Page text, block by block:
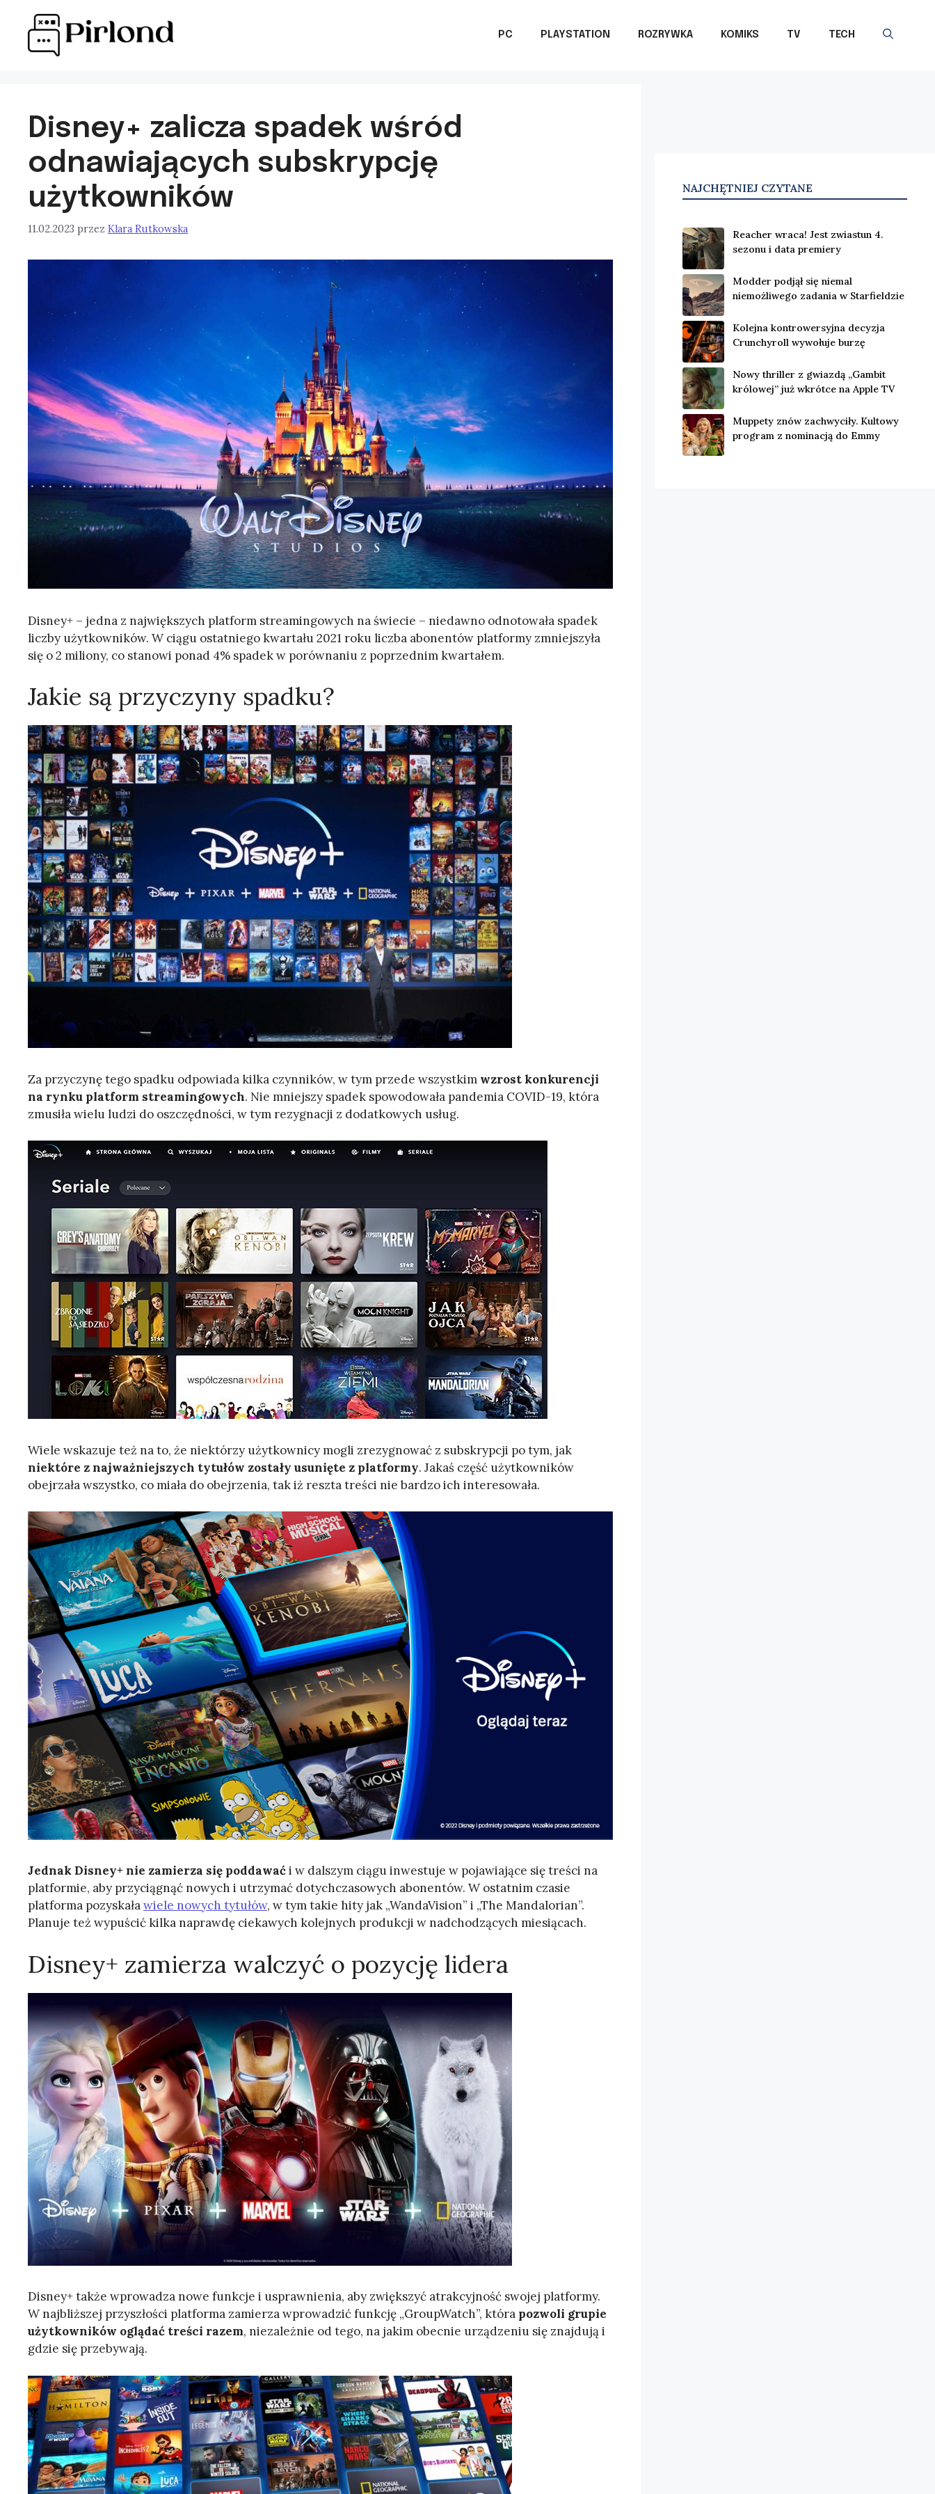
PC PLAYSTATION ROZRYWKA KOMIKS TV TECH
Disney+ zalicza spadek wśród
odnawiających subskrypcję
użytkowników
11.02.2023 przez Klara Rutkowska
Disney+ – jedna z największych platform streamingowych na świecie – niedawno odnotowała spadek
liczby użytkowników. W ciągu ostatniego kwartału 2021 roku liczba abonentów platformy zmniejszyła
się o 2 miliony, co stanowi ponad 4% spadek w porównaniu z poprzednim kwartałem.
Jakie są przyczyny spadku?
Za przyczynę tego spadku odpowiada kilka czynników, w tym przede wszystkim wzrost konkurencji
na rynku platform streamingowych. Nie mniejszy spadek spowodowała pandemia COVID-19, która
zmusiła wielu ludzi do oszczędności, w tym rezygnacji z dodatkowych usług.
Wiele wskazuje też na to, że niektórzy użytkownicy mogli zrezygnować z subskrypcji po tym, jak
niektóre z najważniejszych tytułów zostały usunięte z platformy. Jakaś część użytkowników
obejrzała wszystko, co miała do obejrzenia, tak iż reszta treści nie bardzo ich interesowała.
Jednak Disney+ nie zamierza się poddawaći w dalszym ciągu inwestuje w pojawiające się treści na
platformie, aby przyciągnąć nowych i utrzymać dotychczasowych abonentów. W ostatnim czasie
platforma pozyskaławiele nowych tytułów, w tym takie hity jak „WandaVision” i „The Mandalorian”.
Planuje też wypuścić kilka naprawdę ciekawych kolejnych produkcji w nadchodzących miesiącach.
Disney+ zamierza walczyć o pozycję lidera
Disney+ także wprowadza nowe funkcje i usprawnienia, aby zwiększyć atrakcyjność swojej platformy.
W najbliższej przyszłości platforma zamierza wprowadzić funkcję „GroupWatch”, która pozwoli grupie
użytkowników oglądać treści razem, niezależnie od tego, na jakim obecnie urządzeniu się znajdują i
gdzie się przebywają.
NAJCHĘTNIEJ CZYTANE
Reacher wraca! Jest zwiastun 4.
sezonu i data premiery
Modder podjął się niemal
niemożliwego zadania w Starfieldzie
Kolejna kontrowersyjna decyzja
Crunchyroll wywołuje burzę
Nowy thriller z gwiazdą „Gambit
królowej” już wkrótce na Apple TV
Muppety znów zachwyciły. Kultowy
program z nominacją do Emmy